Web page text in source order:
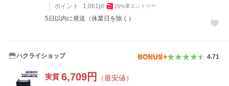
ポイント
1,061pt 15%要エントリー
5日以内に発送（休業日を除く）
ハクライショップ 4.71
実質 6,709円 （最安値）